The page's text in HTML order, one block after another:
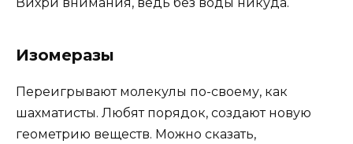
Изомеразы
Переигрывают молекулы по-своему, как
шахматисты. Любят порядок, создают новую
геометрию веществ. Можно сказать,